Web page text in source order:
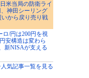
米当局の防衛ライ
神田シーリング
から戻り売り戦
ロ/円は200円を視
安構造は変わら
新NISAが支える
気記事一覧を見る